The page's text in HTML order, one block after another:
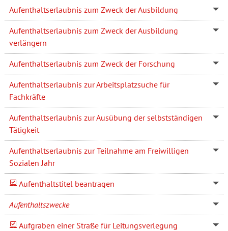
Aufenthaltserlaubnis zum Zweck der Ausbildung
Aufenthaltserlaubnis zum Zweck der Ausbildung
verlängern
Aufenthaltserlaubnis zum Zweck der Forschung
Aufenthaltserlaubnis zur Arbeitsplatzsuche für
Fachkräfte
Aufenthaltserlaubnis zur Ausübung der selbstständigen
Tätigkeit
Aufenthaltserlaubnis zur Teilnahme am Freiwilligen
Sozialen Jahr
Aufenthaltstitel beantragen
Aufenthaltszwecke
Aufgraben einer Straße für Leitungsverlegung